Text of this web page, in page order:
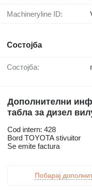
Machineryline ID:
Состојба
Состојба:
Дополнителни
табла за дизел
Cod intern: 428
Bord TOYOTA stivuitor
Se emite factura
Побарај